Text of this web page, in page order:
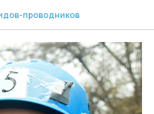
проводников